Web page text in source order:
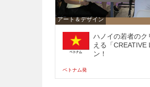
アート＆デザイン
ハノイの若者のク
える「CREATIVE
ン！
ベトナム発